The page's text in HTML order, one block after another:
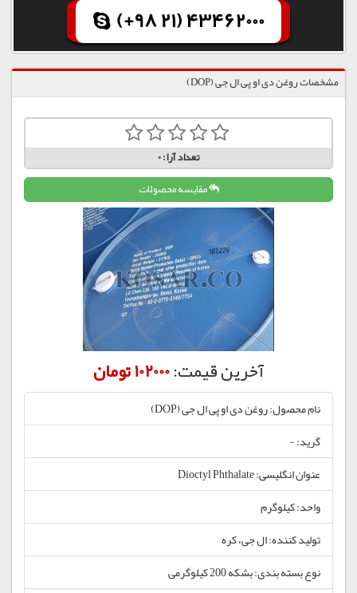
(+98 21) 43462000
مشخصات روغن دی او پی ال جی (DOP)
تعداد آرا:0
مقایسه محصولات
آخرین قیمت:102000 تومان
نام محصول: روغن دی او پی ال جی (DOP)
گرید: -
عنوان انگلیسی: Dioctyl Phthalate
واحد: کیلوگرم
تولید کننده: ال جی، کره
نوع بسته بندی: بشکه 200 کیلوگرمی